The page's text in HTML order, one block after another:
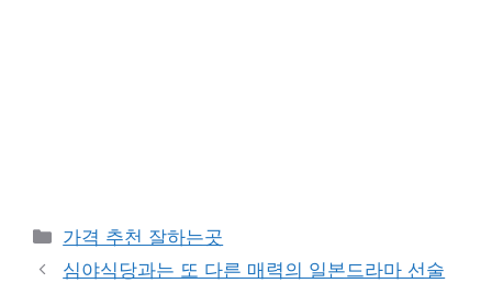
카
테
가격 추천 잘하는곳
심야식당과는 또 다른 매력의 일본드라마 선술